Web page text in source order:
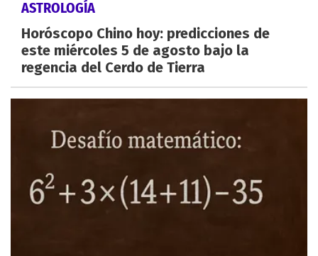
ASTROLOGÍA
Horóscopo Chino hoy: predicciones de
este miércoles 5 de agosto bajo la
regencia del Cerdo de Tierra